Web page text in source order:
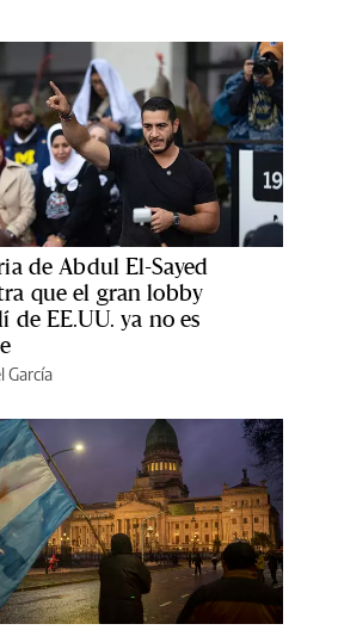
de Abdul El-Sayed
que el gran lobby
de EE.UU. ya no es
García